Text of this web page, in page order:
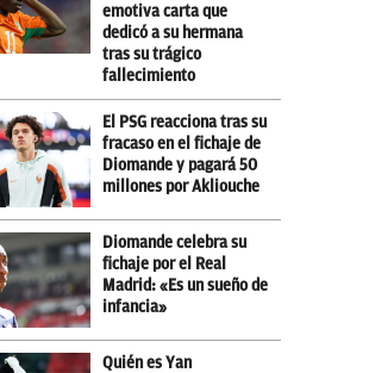
emotiva carta que
dedicó a su hermana
tras su trágico
fallecimiento
El PSG reacciona tras su
fracaso en el fichaje de
Diomande y pagará 50
millones por Akliouche
Diomande celebra su
fichaje por el Real
Madrid: «Es un sueño de
infancia»
Quién es Yan